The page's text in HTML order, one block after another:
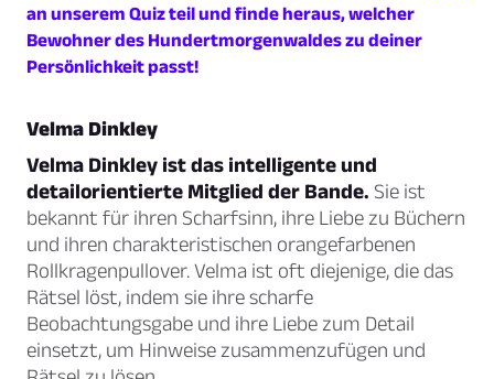
an unserem Quiz teil und finde heraus, welcher
Bewohner des Hundertmorgenwaldes zu deiner
Persönlichkeit passt!
Velma Dinkley
Velma Dinkley ist das intelligente und
detailorientierte Mitglied der Bande. Sie ist
bekannt für ihren Scharfsinn, ihre Liebe zu Büchern
und ihren charakteristischen orangefarbenen
Rollkragenpullover. Velma ist oft diejenige, die das
Rätsel löst, indem sie ihre scharfe
Beobachtungsgabe und ihre Liebe zum Detail
einsetzt, um Hinweise zusammenzufügen und